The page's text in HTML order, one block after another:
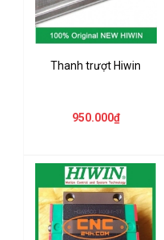
Thanh trượt Hiwin
950.000₫